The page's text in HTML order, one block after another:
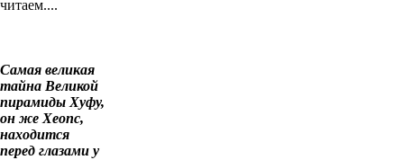
читаем....
Самая великая
тайна Великой
пирамиды Хуфу,
он же Хеопс,
находится
перед глазами у